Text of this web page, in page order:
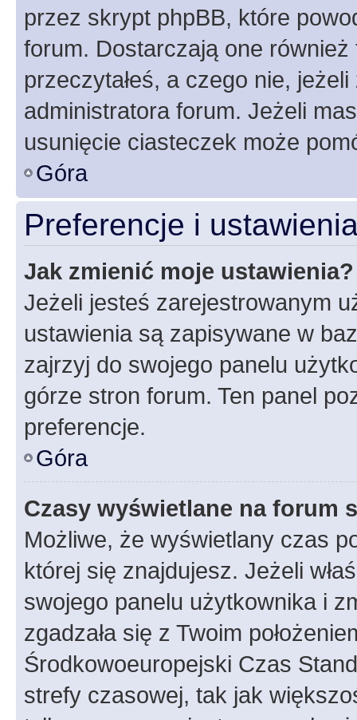
przez skrypt phpBB, które
forum. Dostarczają one
przeczytałeś, a czego nie,
administratora forum. Jeżeli
usunięcie ciasteczek może
Góra
Preferencje i
Jak zmienić moje ustawienia?
Jeżeli jesteś zarejestrowanym
ustawienia są zapisywane w
zajrzyj do swojego panelu
górze stron forum. Ten panel
preferencje.
Góra
Czasy wyświetlane na forum
Możliwe, że wyświetlany czas
której się znajdujesz. Jeżeli
swojego panelu użytkownika i
zgadzała się z Twoim
Środkowoeuropejski Czas
strefy czasowej, tak jak